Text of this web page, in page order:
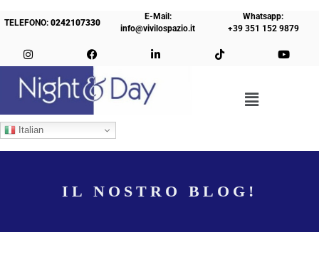
TELEFONO:0242107330
E-Mail:
info@vivilospazio.it
Whatsapp:
+39 351 152 9879
Italian
IL NOSTRO BLOG!